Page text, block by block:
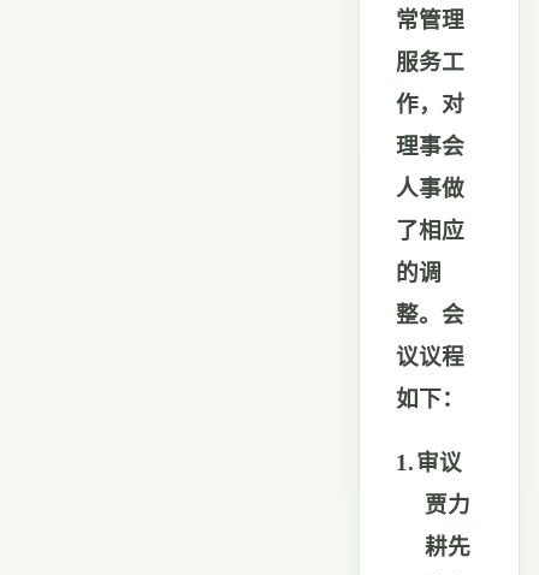
常管理
服务工
作，对
理事会
人事做
了相应
的调
整。会
议议程
如下：
1.审议
贾力
耕先